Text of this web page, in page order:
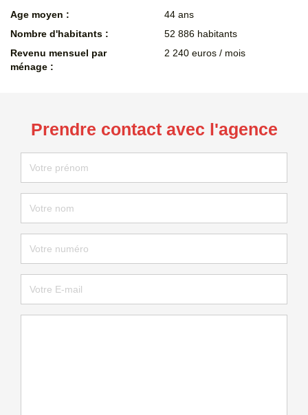
Age moyen :
44 ans
Nombre d'habitants :
52 886 habitants
Revenu mensuel par
ménage :
2 240 euros / mois
Prendre contact avec l'agence